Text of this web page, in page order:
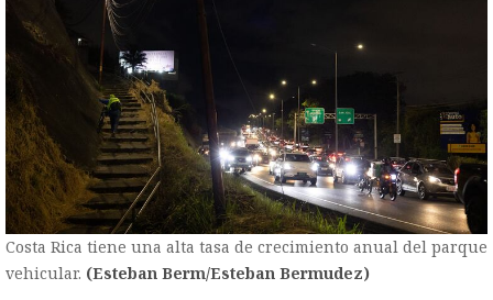
Costa Rica tiene una alta tasa de crecimiento anual del parque
vehicular. (Esteban Berm/Esteban Bermudez)